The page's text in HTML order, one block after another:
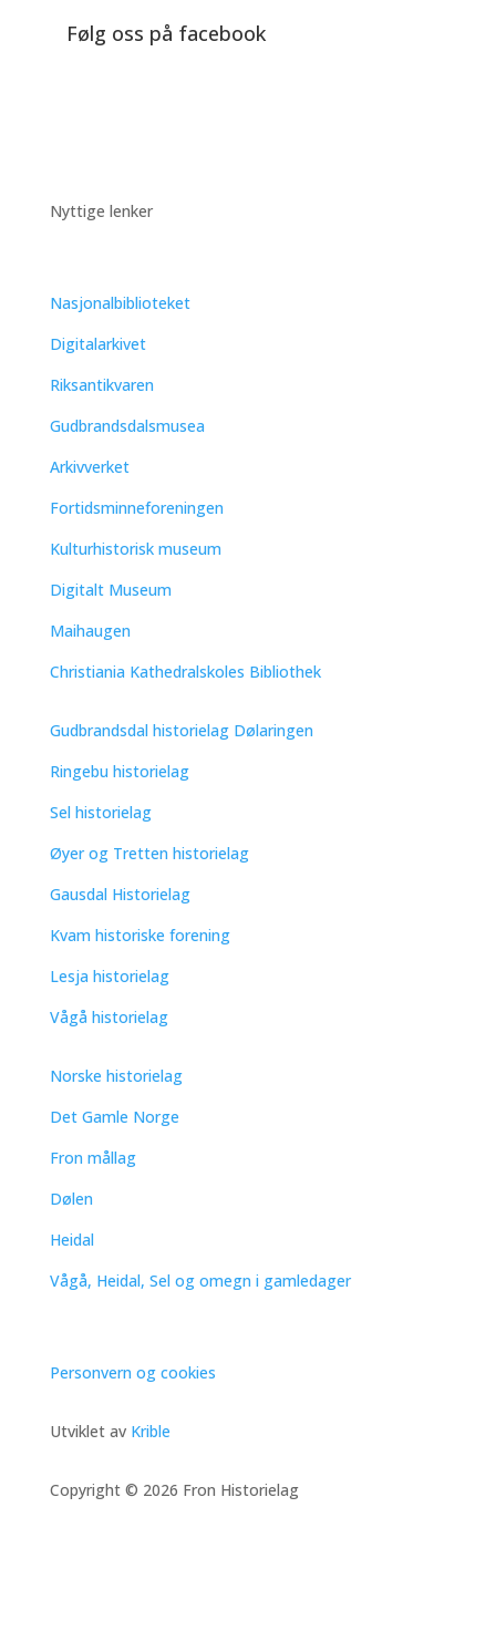
Følg oss på facebook
Nyttige lenker
Nasjonalbiblioteket
Digitalarkivet
Riksantikvaren
Gudbrandsdalsmusea
Arkivverket
Fortidsminneforeningen
Kulturhistorisk museum
Digitalt Museum
Maihaugen
Christiania Kathedralskoles Bibliothek
Gudbrandsdal historielag Dølaringen
Ringebu historielag
Sel historielag
Øyer og Tretten historielag
Gausdal Historielag
Kvam historiske forening
Lesja historielag
Vågå historielag
Norske historielag
Det Gamle Norge
Fron mållag
Dølen
Heidal
Vågå, Heidal, Sel og omegn i gamledager
Personvern og cookies
Utviklet av Krible
Copyright © 2026 Fron Historielag